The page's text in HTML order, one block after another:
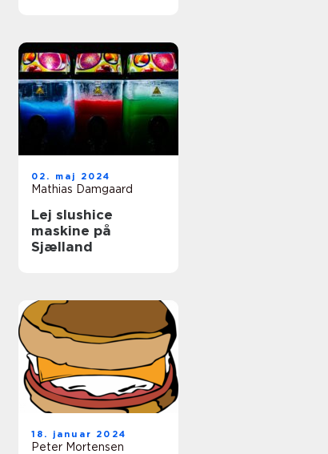
02. maj 2024
Mathias Damgaard
Lej slushice
maskine på
Sjælland
18. januar 2024
Peter Mortensen